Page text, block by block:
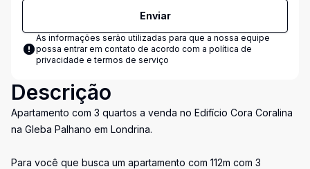
Enviar
As informações serão utilizadas para que a nossa equipe
possa entrar em contato de acordo com a política de
privacidade e termos de serviço
Descrição
Apartamento com 3 quartos a venda no Edifício Cora Coralina
na Gleba Palhano em Londrina.
Para você que busca um apartamento com 112m com 3